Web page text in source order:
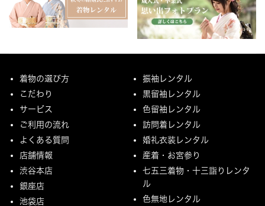
着物の選び方
こだわり
サービス
ご利用の流れ
よくある質問
店舗情報
渋谷本店
銀座店
池袋店
振袖レンタル
黒留袖レンタル
色留袖レンタル
訪問着レンタル
婚礼衣装レンタル
産着・お宮参り
七五三着物・十三詣りレンタ
ル
色無地レンタル